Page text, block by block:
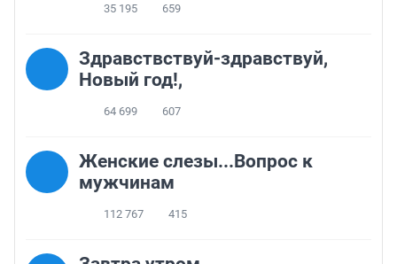
35 195 659
Здравствствуй-здравствуй,
Новый год!,
64 699 607
Женские слезы...Вопрос к
мужчинам
112 767 415